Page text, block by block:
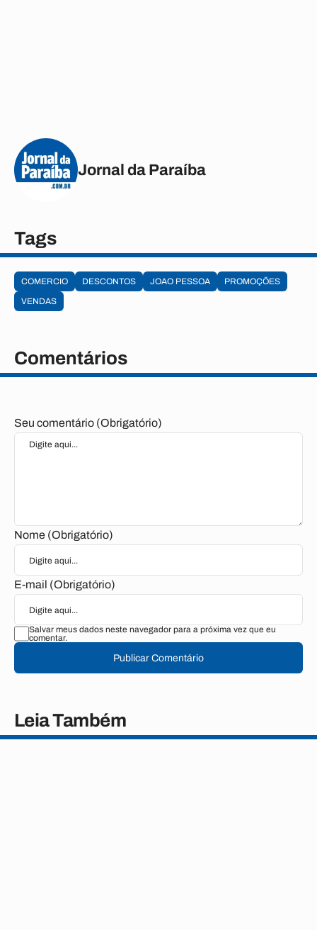
Jornal da Paraíba
Tags
COMERCIO DESCONTOS JOAO PESSOA
PROMOÇÕES
VENDAS
Comentários
Seu comentário (Obrigatório)
Nome (Obrigatório)
E-mail (Obrigatório)
Salvar meus dados neste navegador para a próxima vez que eu
comentar.
Publicar Comentário
Leia Também